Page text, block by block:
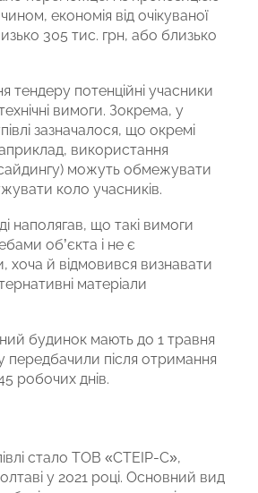
економія від очікуваної
305 тис. грн, або близько
тендеру потенційні учасники
вимоги. Зокрема, у
зазначалося, що окремі
використання
можуть обмежувати
коло учасників.
наполягав, що такі вимоги
об’єкта і не є
хоча й відмовився визнавати
матеріали
будинок мають до 1 травня
передбачили після отримання
робочих днів.
стало ТОВ «СТЕІР-С»,
у 2021 році. Основний вид